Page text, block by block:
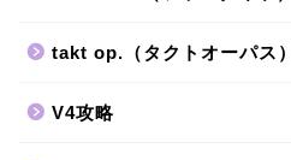
takt op.（タクトオーパス
V4攻略